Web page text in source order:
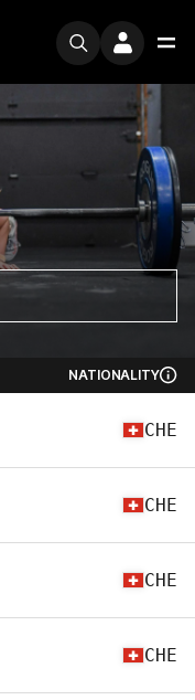
NATIONALITY
CHE
CHE
CHE
CHE